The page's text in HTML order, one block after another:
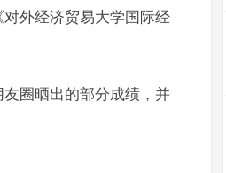
外经济贸易大学国际经
圈晒出的部分成绩，并